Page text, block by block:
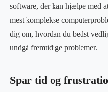
software, der kan hjælpe med
mest komplekse
dig om, hvordan du bedst
undgå fremtidige problemer.
Spar tid og